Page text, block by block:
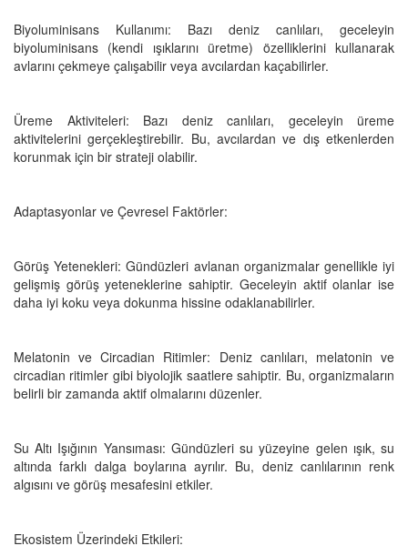
Biyoluminisans Kullanımı: Bazı deniz canlıları, geceleyin
biyoluminisans (kendi ışıklarını üretme) özelliklerini kullanarak
avlarını çekmeye çalışabilir veya avcılardan kaçabilirler.
Üreme Aktiviteleri: Bazı deniz canlıları, geceleyin üreme
aktivitelerini gerçekleştirebilir. Bu, avcılardan ve dış etkenlerden
korunmak için bir strateji olabilir.
Adaptasyonlar ve Çevresel Faktörler:
Görüş Yetenekleri: Gündüzleri avlanan organizmalar genellikle iyi
gelişmiş görüş yeteneklerine sahiptir. Geceleyin aktif olanlar ise
daha iyi koku veya dokunma hissine odaklanabilirler.
Melatonin ve Circadian Ritimler: Deniz canlıları, melatonin ve
circadian ritimler gibi biyolojik saatlere sahiptir. Bu, organizmaların
belirli bir zamanda aktif olmalarını düzenler.
Su Altı Işığının Yansıması: Gündüzleri su yüzeyine gelen ışık, su
altında farklı dalga boylarına ayrılır. Bu, deniz canlılarının renk
algısını ve görüş mesafesini etkiler.
Ekosistem Üzerindeki Etkileri: